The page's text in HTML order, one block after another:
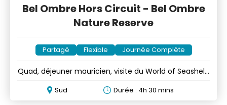
Bel Ombre Hors Circuit - Bel Ombre
Nature Reserve
Partagé Flexible Journée Complète
Quad, déjeuner mauricien, visite du World of Seashells
Sud Durée : 4h 30 mins